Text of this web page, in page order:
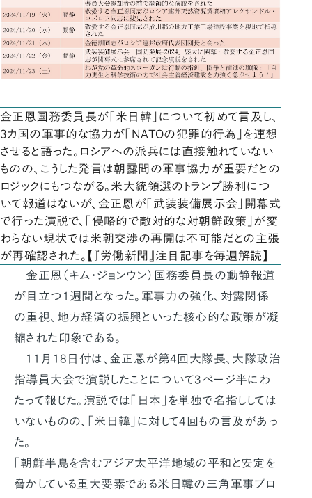
金正恩国務委員長が「米日韓」について初めて言及し、
3カ国の軍事的な協力が「NATOの犯罪的行為」を連想
させると語った。ロシアへの派兵には直接触れていない
ものの、こうした発言は朝露間の軍事協力が重要だとの
ロジックにもつながる。米大統領選のトランプ勝利につ
いて報道はないが、金正恩が「武装装備展示会」開幕式
で行った演説で、「侵略的で敵対的な対朝鮮政策」が変
わらない現状では米朝交渉の再開は不可能だとの主張
が再確認された。【『労働新聞』注目記事を毎週解読】
金正恩（キム・ジョンウン）国務委員長の動静報道
が目立つ1週間となった。軍事力の強化、対露関係
の重視、地方経済の振興といった核心的な政策が凝
縮された印象である。
11月18日付は、金正恩が第4回大隊長、大隊政治
指導員大会で演説したことについて3ページ半にわ
たって報じた。演説では「日本」を単独で名指ししては
いないものの、「米日韓」に対して4回もの言及があっ
た。
「朝鮮半島を含むアジア太平洋地域の平和と安定を
脅かしている重大要素である米日韓の三角軍事ブロ